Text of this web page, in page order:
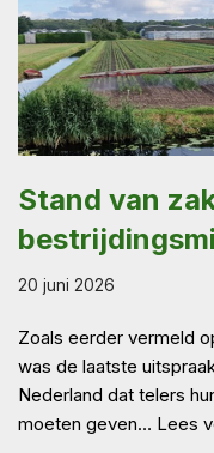
Stand van
20 juni 2026
Zoals eerder vermeld
was de laatste
Nederland dat telers
moeten geven… Lees